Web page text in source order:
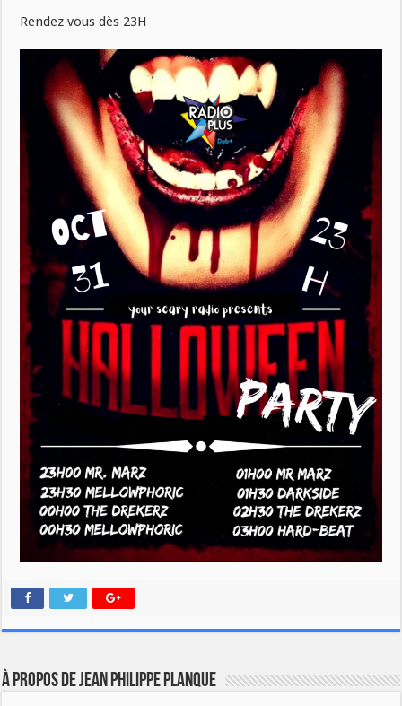
Rendez vous dès 23H
À propos de Jean Philippe Planque